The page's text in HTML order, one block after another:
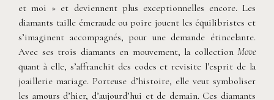
et moi » et deviennent plus exceptionnelles encore. Les
diamants taille émeraude ou poire jouent les équilibristes et
s’imaginent accompagnés, pour une demande étincelante.
Avec ses trois diamants en mouvement, la collection Move
quant à elle, s’affranchit des codes et revisite l’esprit de la
joaillerie mariage. Porteuse d’histoire, elle veut symboliser
les amours d’hier, d’aujourd’hui et de demain. Ces diamants